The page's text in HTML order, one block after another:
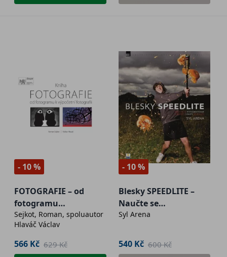
- 10 %
FOTOGRAFIE – od
fotogramu
k výpočetní fotografii
Sejkot, Roman, spoluautor
Hlaváč Václav
566 Kč 629 Kč
- 10 %
Blesky SPEEDLITE –
Naučte se
fotografovat s blesky
Syl Arena
540 Kč 600 Kč